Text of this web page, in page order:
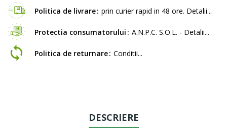
Politica de livrare prin curier rapid in 48 ore. Detalii...
Protectia consumatorului A.N.P.C. S.O.L. - Detalii...
Politica de returnare Conditii...
DESCRIERE